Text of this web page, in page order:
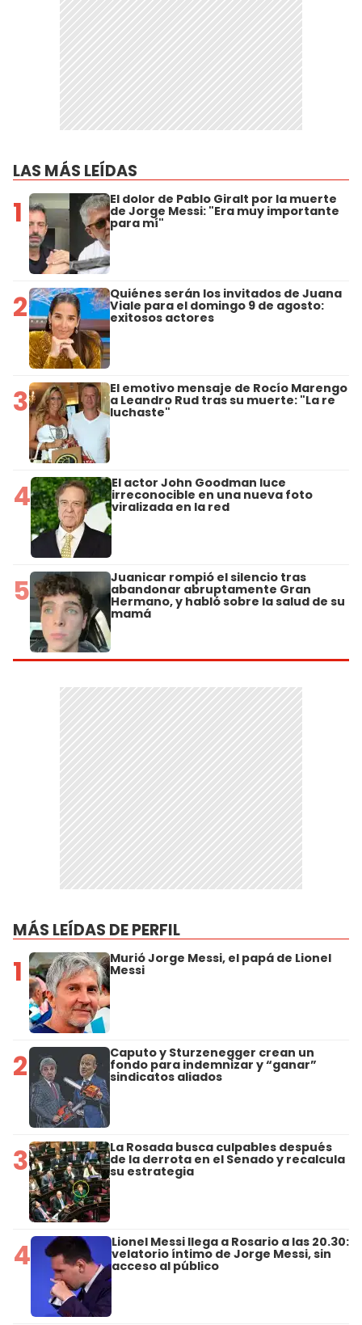
LAS MÁS LEÍDAS
1 El dolor de Pablo Giralt por la muerte
de Jorge Messi: "Era muy importante
para mí"
2 Quiénes serán los invitados de Juana
Viale para el domingo 9 de agosto:
exitosos actores
3 El emotivo mensaje de Rocío Marengo
a Leandro Rud tras su muerte: "La re
luchaste"
4 El actor John Goodman luce
irreconocible en una nueva foto
viralizada en la red
5 Juanicar rompió el silencio tras
abandonar abruptamente Gran
Hermano, y habló sobre la salud de su
mamá
MÁS LEÍDAS DE PERFIL
1 Murió Jorge Messi, el papá de Lionel
Messi
2 Caputo y Sturzenegger crean un
fondo para indemnizar y “ganar”
sindicatos aliados
3 La Rosada busca culpables después
de la derrota en el Senado y recalcula
su estrategia
4 Lionel Messi llega a Rosario a las 20.30:
velatorio íntimo de Jorge Messi, sin
acceso al público